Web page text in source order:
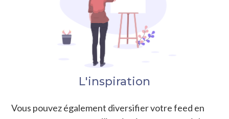
L'inspiration
Vous pouvez également diversifier votre feed en